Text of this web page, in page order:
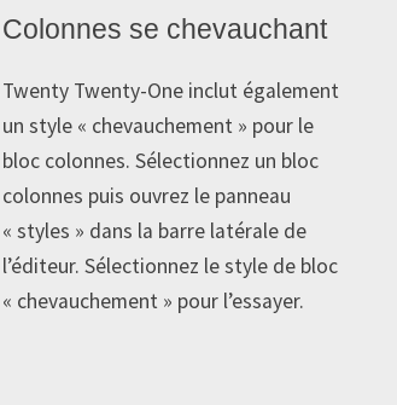
Colonnes se chevauchant
Twenty Twenty-One inclut également
un style « chevauchement » pour le
bloc colonnes. Sélectionnez un bloc
colonnes puis ouvrez le panneau
« styles » dans la barre latérale de
l’éditeur. Sélectionnez le style de bloc
« chevauchement » pour l’essayer.